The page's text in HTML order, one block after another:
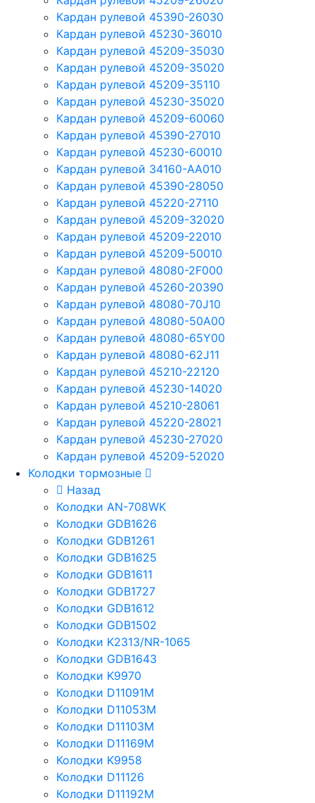
Кардан рулевой 45390-26030
Кардан рулевой 45230-36010
Кардан рулевой 45209-35030
Кардан рулевой 45209-35020
Кардан рулевой 45209-35110
Кардан рулевой 45230-35020
Кардан рулевой 45209-60060
Кардан рулевой 45390-27010
Кардан рулевой 45230-60010
Кардан рулевой 34160-AA010
Кардан рулевой 45390-28050
Кардан рулевой 45220-27110
Кардан рулевой 45209-32020
Кардан рулевой 45209-22010
Кардан рулевой 45209-50010
Кардан рулевой 48080-2F000
Кардан рулевой 45260-20390
Кардан рулевой 48080-70J10
Кардан рулевой 48080-50A00
Кардан рулевой 48080-65Y00
Кардан рулевой 48080-62J11
Кардан рулевой 45210-22120
Кардан рулевой 45230-14020
Кардан рулевой 45210-28061
Кардан рулевой 45220-28021
Кардан рулевой 45230-27020
Кардан рулевой 45209-52020
Колодки тормозные
Назад
Колодки AN-708WK
Колодки GDB1626
Колодки GDB1261
Колодки GDB1625
Колодки GDB1611
Колодки GDB1727
Колодки GDB1612
Колодки GDB1502
Колодки K2313/NR-1065
Колодки GDB1643
Колодки K9970
Колодки D11091M
Колодки D11053M
Колодки D11103M
Колодки D11169M
Колодки K9958
Колодки D11126
Колодки D11192M